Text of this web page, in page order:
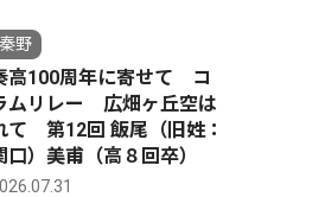
秦野
高100周年に寄せて コ
ムリレー 広畑ヶ丘空は
て 第12回 飯尾（旧姓：
口）美甫（高８回卒）